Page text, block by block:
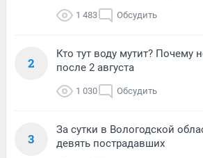
1 483 Обсудить
2
Кто тут воду мутит? Почему
после 2 августа
1 030 Обсудить
3
За сутки в Вологодской
девять пострадавших